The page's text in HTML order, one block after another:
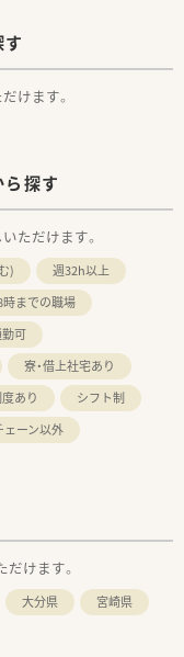
けます。
探す
ただけます。
)
週32h以上
時までの職場
可
寮・借上社宅あり
あり
シフト制
ェーン以外
けます。
大分県
宮崎県